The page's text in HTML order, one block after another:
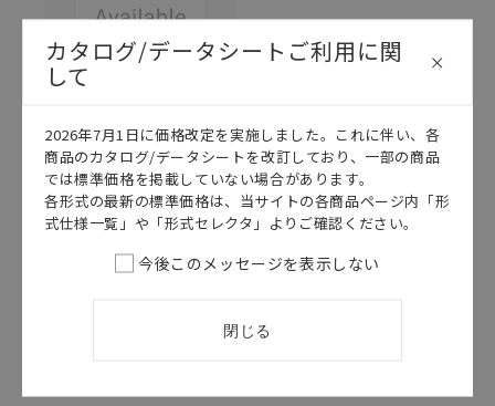
カタログ 日本語
MYA
MYA データシ
ート
2026/07/01更新
カタログ/データシートご利用に関
して
2026年7月1日に価格改定を実施しました。これに伴い、各
商品のカタログ/データシートを改訂しており、一部の商品
では標準価格を掲載していない場合があります。
各形式の最新の標準価格は、当サイトの各商品ページ内「形
式仕様一覧」や「形式セレクタ」よりご確認ください。
今後このメッセージを表示しない
閉じる